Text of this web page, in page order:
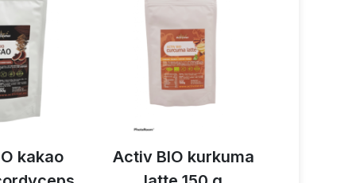
kakao
Activ BIO kurkuma